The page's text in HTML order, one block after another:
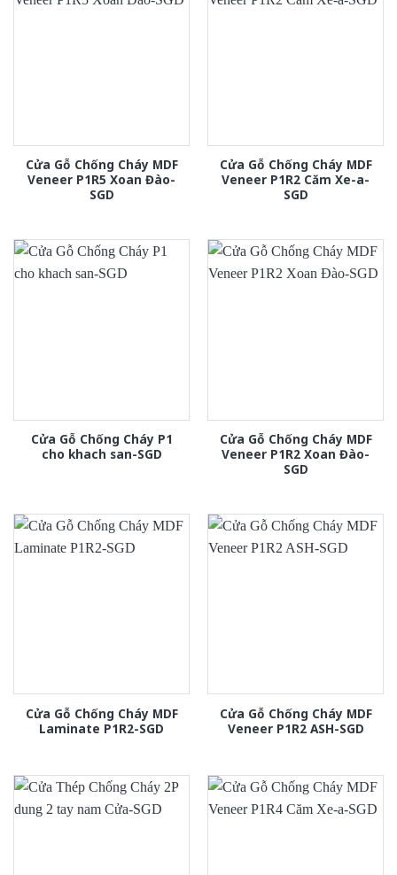
Cửa Gỗ Chống Cháy MDF
Veneer P1R5 Xoan Đào-
SGD
Cửa Gỗ Chống Cháy MDF
Veneer P1R2 Căm Xe-a-
SGD
Cửa Gỗ Chống Cháy P1
cho khach san-SGD
Cửa Gỗ Chống Cháy MDF
Veneer P1R2 Xoan Đào-
SGD
Cửa Gỗ Chống Cháy MDF
Laminate P1R2-SGD
Cửa Gỗ Chống Cháy MDF
Veneer P1R2 ASH-SGD